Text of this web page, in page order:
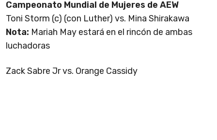
Campeonato Mundial de Mujeres de AEW
Toni Storm (c) (con Luther) vs. Mina Shirakawa
Nota: Mariah May estará en el rincón de ambas
luchadoras
Zack Sabre Jr vs. Orange Cassidy